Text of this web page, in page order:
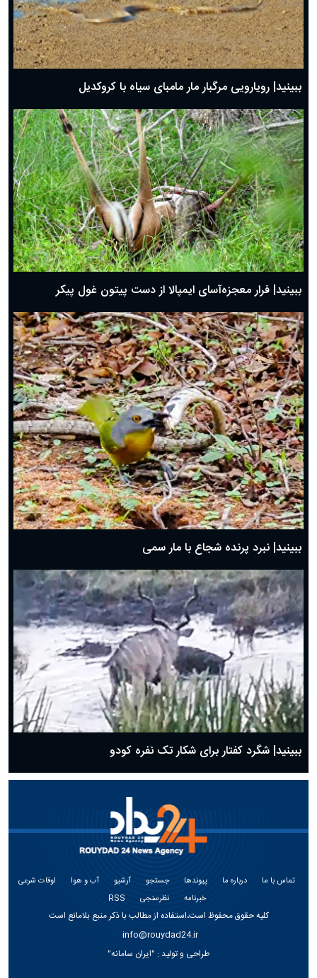
ببینید| رویارویی مرگبار مار مامبای سیاه با کروکدیل
ببینید| فرار معجزه‌آسای ایمپالا از دست پیتون غول پیکر
ببینید| نبرد پرنده شجاع با مار سمی
ببینید| شگرد کفتار برای شکار تک نفره کودو
تماس با ما درباره ما پیوندها جستجو آرشیو آب و هوا
اوقات شرعی
خبرنامه
نظرسنجی RSS
کلیه حقوق محفوظ است،استفاده از مطالب با ذکر منبع بلامانع است
info@rouydad24.ir
طراحی و تولید : "ایران سامانه"